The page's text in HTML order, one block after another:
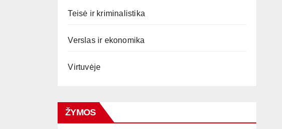
Teisė ir kriminalistika
Verslas ir ekonomika
Virtuvėje
ŽYMOS